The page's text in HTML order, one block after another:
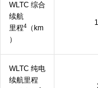
WLTC 综合
续航
里程4
（km
）
WLTC 纯电
续航里程